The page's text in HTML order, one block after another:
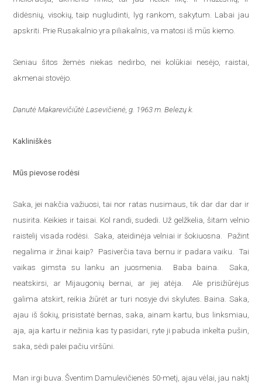
didėsnių, visokių, taip nugludinti, lyg rankom, sakytum. Labai jau
apskriti. Prie Rusakalnio yra piliakalnis, va matosi iš mūs kiemo.
Seniau šitos žemės niekas nedirbo, nei kolūkiai nesėjo, raistai,
akmenai stovėjo.
Danutė Makarevičiūtė Lasevičienė, g. 1963 m. Belezų k.
Kakliniškės
Mūs pievose rodėsi
Saka, jei nakčia važiuosi, tai nor ratas nusimaus, tik dar dar dar ir
nusirita. Keikies ir taisai. Kol randi, sudedi. Už gelžkelia, šitam velnio
raistelij visada rodėsi. Saka, ateidinėja velniai ir šokiuosna. Pažint
negalima ir žinai kaip? Pasiverčia tava bernu ir padara vaiku. Tai
vaikas gimsta su lanku an juosmenia. Baba baina. Saka,
neatskirsi, ar Mijaugonių bernai, ar jiej atėja. Ale prisižiūrėjus
galima atskirt, reikia žiūrėt ar turi nosyje dvi skylutes. Baina. Saka,
ajau iš šokių, prisistatė bernas, saka, ainam kartu, bus linksmiau,
aja, aja kartu ir nežinia kas ty pasidari, ryte ji pabuda inkelta pušin,
saka, sėdi palei pačiu viršūni.
Man irgi buva. Šventim Damulevičienės 50-metį, ajau vėlai, jau naktį